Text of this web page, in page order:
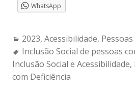
WhatsApp
Categories:
2023, Acessibilidade,
Tags:
Inclusão Social de pessoas
Inclusão Social e Acessibilidade,
com Deficiência